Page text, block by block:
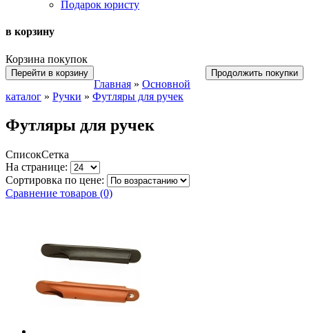
Подарок юристу
в корзину
Корзина покупок
Перейти в корзину Продолжить покупки
Главная » Основной
каталог » Ручки » Футляры для ручек
Футляры для ручек
СписокСетка
На странице:
Сортировка по цене:
Сравнение товаров (0)